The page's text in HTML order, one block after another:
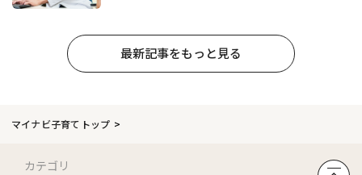
最新記事をもっと見る
マイナビ子育てトップ
カテゴリ